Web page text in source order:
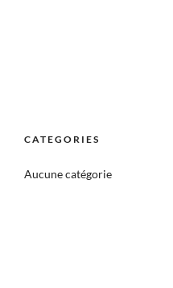
CATEGORIES
Aucune catégorie